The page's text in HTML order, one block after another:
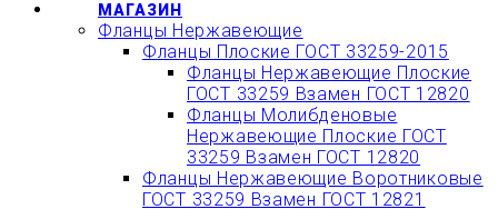
МАГАЗИН
Фланцы Нержавеющие
Фланцы Плоские ГОСТ 33259-2015
Фланцы Нержавеющие Плоские
ГОСТ 33259 Взамен ГОСТ 12820
Фланцы Молибденовые
Нержавеющие Плоские ГОСТ
33259 Взамен ГОСТ 12820
Фланцы Нержавеющие Воротниковые
ГОСТ 33259 Взамен ГОСТ 12821